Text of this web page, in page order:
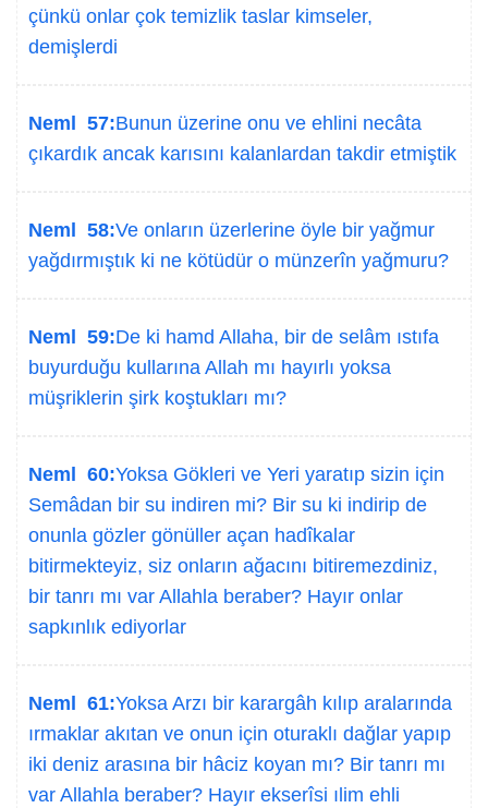
çünkü onlar çok temizlik taslar kimseler,
demişlerdi
Neml 57:Bunun üzerine onu ve ehlini necâta
çıkardık ancak karısını kalanlardan takdir etmiştik
Neml 58:Ve onların üzerlerine öyle bir yağmur
yağdırmıştık ki ne kötüdür o münzerîn yağmuru?
Neml 59:De ki hamd Allaha, bir de selâm ıstıfa
buyurduğu kullarına Allah mı hayırlı yoksa
müşriklerin şirk koştukları mı?
Neml 60:Yoksa Gökleri ve Yeri yaratıp sizin için
Semâdan bir su indiren mi? Bir su ki indirip de
onunla gözler gönüller açan hadîkalar
bitirmekteyiz, siz onların ağacını bitiremezdiniz,
bir tanrı mı var Allahla beraber? Hayır onlar
sapkınlık ediyorlar
Neml 61:Yoksa Arzı bir karargâh kılıp aralarında
ırmaklar akıtan ve onun için oturaklı dağlar yapıp
iki deniz arasına bir hâciz koyan mı? Bir tanrı mı
var Allahla beraber? Hayır ekserîsi ılim ehli